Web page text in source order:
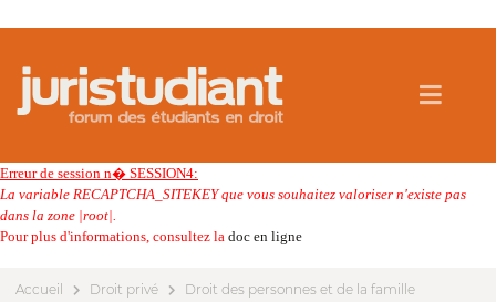
Erreur de session n� SESSION4:
La variable RECAPTCHA_SITEKEY que vous souhaitez valoriser n'existe pas
dans la zone |root|.
Pour plus d'informations, consultez la doc en ligne
Accueil Droit privé Droit des personnes et de la famille